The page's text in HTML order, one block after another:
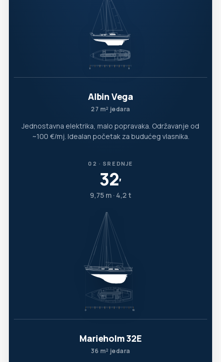
Albin Vega
27 m² jedara
Jednostavna elektrika, malo popravaka. Održavanje od
~100 €/mj. Idealan početak za budućeg vlasnika.
02 · SREDNJE
32′
9,75 m · 4,2 t
Marieholm 32E
36 m² jedara